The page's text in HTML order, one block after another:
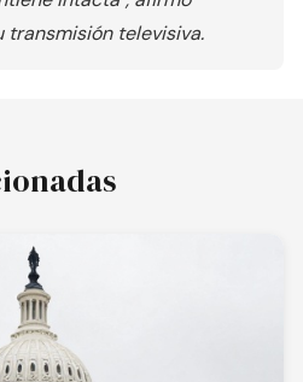
transmisión televisiva.